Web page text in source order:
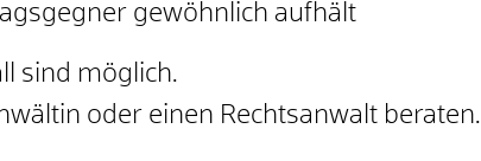
gewöhnlich aufhält
sind möglich.
oder einen Rechtsanwalt beraten.